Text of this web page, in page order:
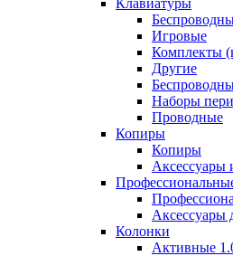
Клавиатуры
Игровые
Комплекты
Другие
Наборы
Проводные
Копиры
Копиры
Аксессуары
Аксессуары
Колонки
Активные